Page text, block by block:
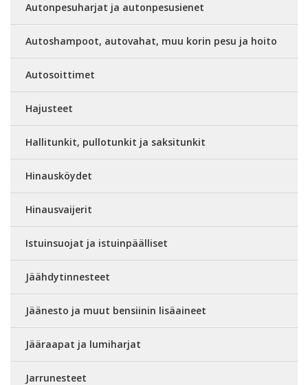
Autonpesuharjat ja autonpesusienet
Autoshampoot, autovahat, muu korin pesu ja hoito
Autosoittimet
Hajusteet
Hallitunkit, pullotunkit ja saksitunkit
Hinausköydet
Hinausvaijerit
Istuinsuojat ja istuinpäälliset
Jäähdytinnesteet
Jäänesto ja muut bensiinin lisäaineet
Jääraapat ja lumiharjat
Jarrunesteet